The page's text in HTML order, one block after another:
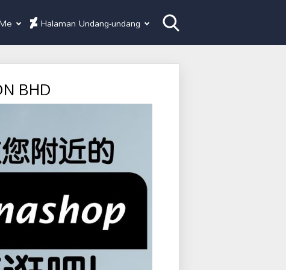
Halaman Undang-undang
BHD